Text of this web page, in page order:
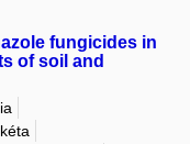
fungicides in
of soil and